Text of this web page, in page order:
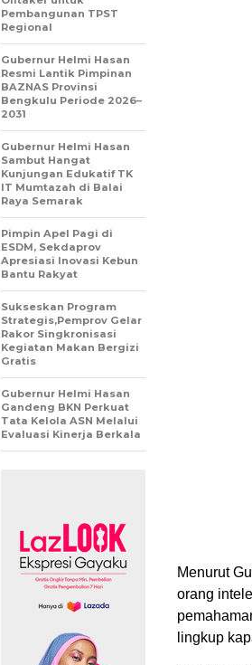
Menurut
orang
lingkup
Pembangunan TPST
Regional
Gubernur Helmi Hasan
Resmi Lantik Pimpinan
BAZNAS Provinsi
Bengkulu Periode 2026–
2031
Gubernur Helmi Hasan
Sambut Hangat
Kunjungan Edukatif TK
IT Mumtazah di Balai
Raya Semarak
Pimpin Apel Pagi di
ESDM, Sekdaprov
Apresiasi Inovasi Kebun
Bantu Rakyat
Sukseskan Program
Strategis,Pemprov Gelar
Rakor Singkronisasi
Kegiatan Makan Bergizi
Gratis
Gubernur Helmi Hasan
Gandeng BKN Perkuat
Tata Kelola ASN Melalui
Evaluasi Kinerja Berkala